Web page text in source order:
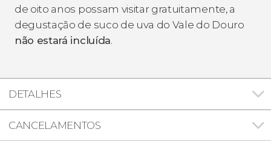
de oito anos possam visitar gratuitamente, a
degustação de suco de uva do Vale do Douro
não estará incluída.
DETALHES
CANCELAMENTOS